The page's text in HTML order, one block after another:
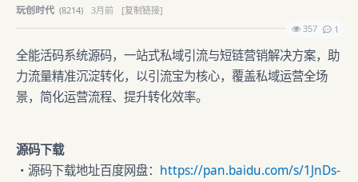
玩创时代 (8214) 3月前
[复制链接]
357
1
全能活码系统源码，一站式私域引流与短链营销解决方案，助
力流量精准沉淀转化，以引流宝为核心，覆盖私域运营全场
景，简化运营流程、提升转化效率。
源码下载
・源码下载地址百度网盘： https://pan.baidu.com/s/1JnDs-